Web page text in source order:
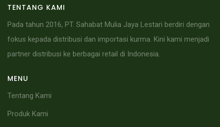
TENTANG KAMI
Pada tahun 2016, PT. Sahabat Mulia Jaya Lestari berdiri dengan
fokus kepada distribusi dan importasi kurma. Kini kami menjadi
partner distribusi ke berbagai retail di Indonesia.
MENU
Tentang Kami
Produk Kami